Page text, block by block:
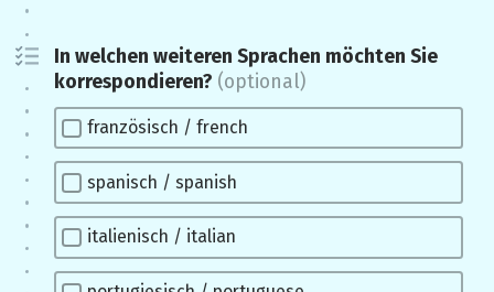
In welchen weiteren Sprachen möchten Sie
korrespondieren? (optional)
französisch / french
spanisch / spanish
italienisch / italian